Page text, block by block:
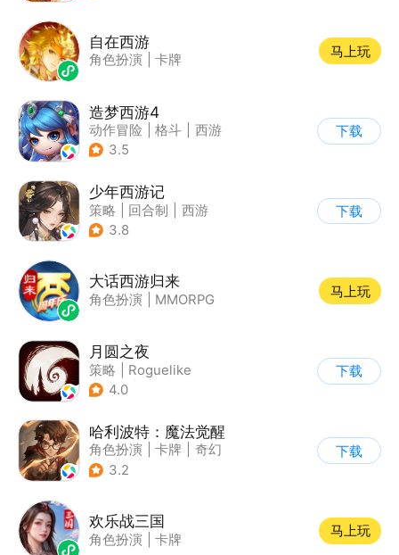
自在西游
角色扮演 卡牌
马上玩
造梦西游4
动作冒险 格斗
西游
| 横版过关
3.5
下载
少年西游记
策略 回合制
西游
| 中国风
3.8
下载
大话西游归来
角色扮演 MMORPG
马上玩
月圆之夜
策略
Roguelike
| 童话
4.0
下载
哈利波特：魔法觉醒
角色扮演 卡牌
奇幻
| 哈利波特
3.2
下载
欢乐战三国
角色扮演 卡牌
马上玩